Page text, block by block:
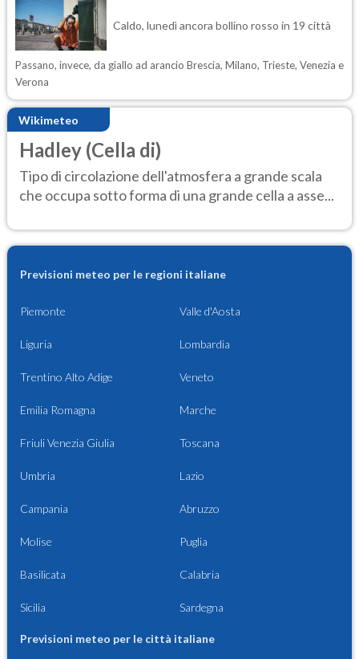
Caldo, lunedì ancora bollino rosso in 19 città
Passano, invece, da giallo ad arancio Brescia, Milano, Trieste, Venezia e
Verona
Wikimeteo
Hadley (Cella di)
Tipo di circolazione dell'atmosfera a grande scala
che occupa sotto forma di una grande cella a asse...
Previsioni meteo per le regioni italiane
Piemonte Valle d'Aosta
Liguria Lombardia
Trentino Alto Adige Veneto
Emilia Romagna Marche
Friuli Venezia Giulia Toscana
Umbria Lazio
Campania Abruzzo
Molise Puglia
Basilicata Calabria
Sicilia Sardegna
Previsioni meteo per le città italiane